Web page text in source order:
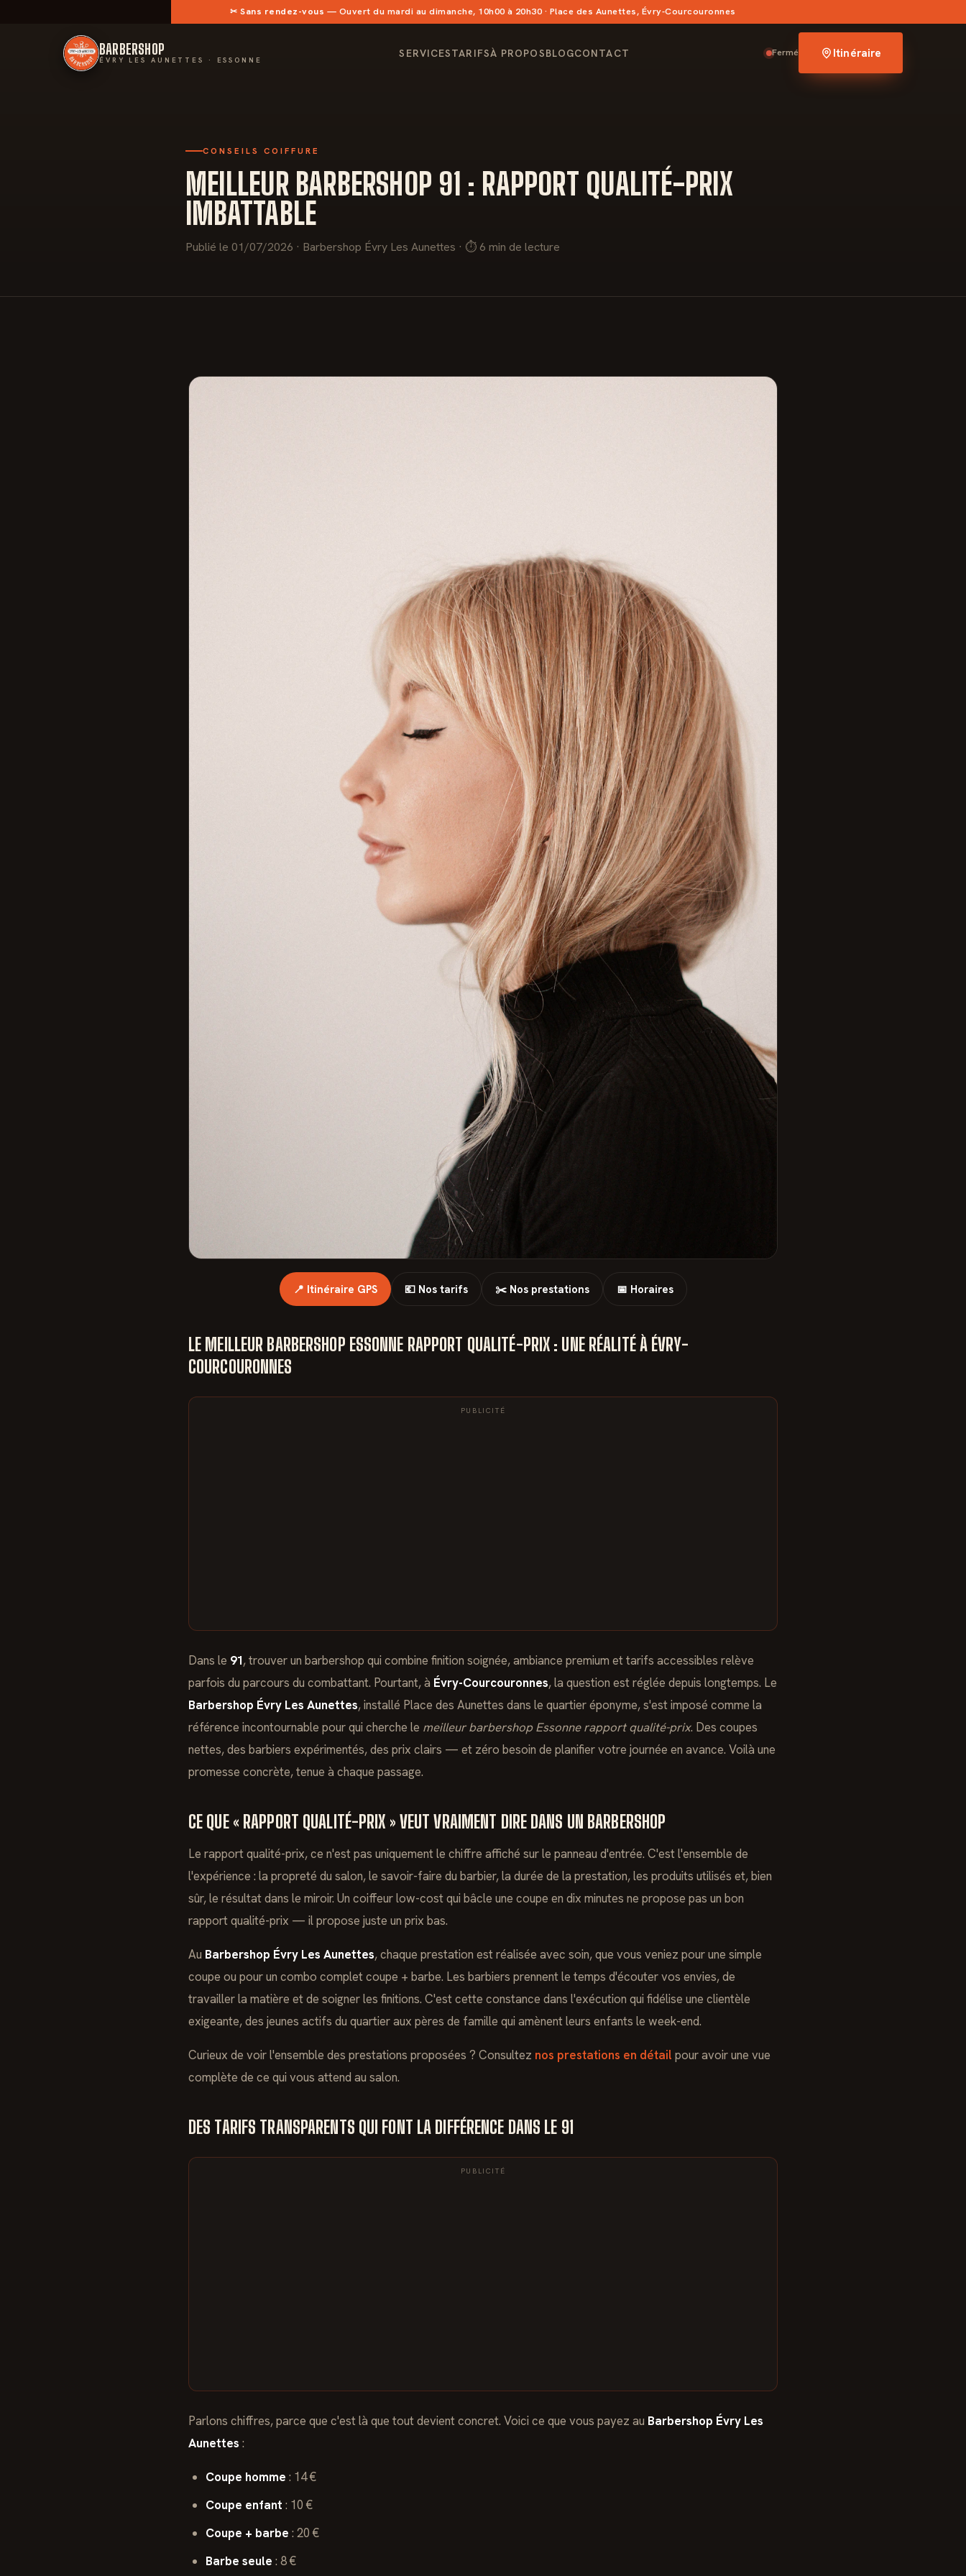
✂︎Sans rendez-vous — Ouvert du mardi au dimanche, 10h00 à 20h30 · Place des Aunettes, Évry-Courcouronnes
BARBERSHOP
ÉVRY LES AUNETTES · ESSONNE
SERVICESTARIFSÀ PROPOSBLOGCONTACT Fermé Itinéraire
CONSEILS COIFFURE
MEILLEUR BARBERSHOP 91 : RAPPORT QUALITÉ-PRIX
IMBATTABLE
Publié le 01/07/2026 · Barbershop Évry Les Aunettes · ⏱ 6 min de lecture
📍 Itinéraire GPS 💶 Nos tarifs ✂️ Nos prestations 📅 Horaires
LE MEILLEUR BARBERSHOP ESSONNE RAPPORT QUALITÉ-PRIX : UNE RÉALITÉ À ÉVRY-
COURCOURONNES
PUBLICITÉ
Dans le 91, trouver un barbershop qui combine finition soignée, ambiance premium et tarifs accessibles relève
parfois du parcours du combattant. Pourtant, à Évry-Courcouronnes, la question est réglée depuis longtemps. Le
Barbershop Évry Les Aunettes, installé Place des Aunettes dans le quartier éponyme, s'est imposé comme la
référence incontournable pour qui cherche le meilleur barbershop Essonne rapport qualité-prix. Des coupes
nettes, des barbiers expérimentés, des prix clairs — et zéro besoin de planifier votre journée en avance. Voilà une
promesse concrète, tenue à chaque passage.
CE QUE « RAPPORT QUALITÉ-PRIX » VEUT VRAIMENT DIRE DANS UN BARBERSHOP
Le rapport qualité-prix, ce n'est pas uniquement le chiffre affiché sur le panneau d'entrée. C'est l'ensemble de
l'expérience : la propreté du salon, le savoir-faire du barbier, la durée de la prestation, les produits utilisés et, bien
sûr, le résultat dans le miroir. Un coiffeur low-cost qui bâcle une coupe en dix minutes ne propose pas un bon
rapport qualité-prix — il propose juste un prix bas.
Au Barbershop Évry Les Aunettes, chaque prestation est réalisée avec soin, que vous veniez pour une simple
coupe ou pour un combo complet coupe + barbe. Les barbiers prennent le temps d'écouter vos envies, de
travailler la matière et de soigner les finitions. C'est cette constance dans l'exécution qui fidélise une clientèle
exigeante, des jeunes actifs du quartier aux pères de famille qui amènent leurs enfants le week-end.
Curieux de voir l'ensemble des prestations proposées ? Consultez nos prestations en détail pour avoir une vue
complète de ce qui vous attend au salon.
DES TARIFS TRANSPARENTS QUI FONT LA DIFFÉRENCE DANS LE 91
PUBLICITÉ
Parlons chiffres, parce que c'est là que tout devient concret. Voici ce que vous payez au Barbershop Évry Les
Aunettes :
Coupe homme : 14 €
Coupe enfant : 10 €
Coupe + barbe : 20 €
Barbe seule : 8 €